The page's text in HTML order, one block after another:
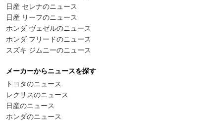
日産 セレナのニュース
日産 リーフのニュース
ホンダ ヴェゼルのニュース
ホンダ フリードのニュース
スズキ ジムニーのニュース
メーカーからニュースを探す
トヨタのニュース
レクサスのニュース
日産のニュース
ホンダのニュース